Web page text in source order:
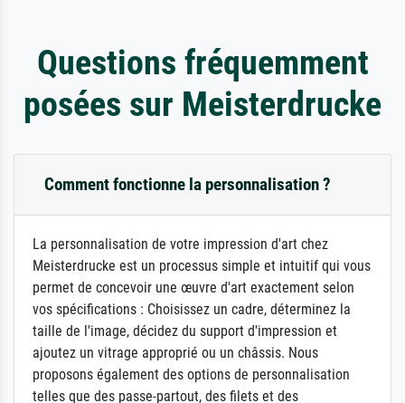
Questions fréquemment
posées sur Meisterdrucke
Comment fonctionne la personnalisation ?
La personnalisation de votre impression d'art chez
Meisterdrucke est un processus simple et intuitif qui vous
permet de concevoir une œuvre d'art exactement selon
vos spécifications : Choisissez un cadre, déterminez la
taille de l'image, décidez du support d'impression et
ajoutez un vitrage approprié ou un châssis. Nous
proposons également des options de personnalisation
telles que des passe-partout, des filets et des